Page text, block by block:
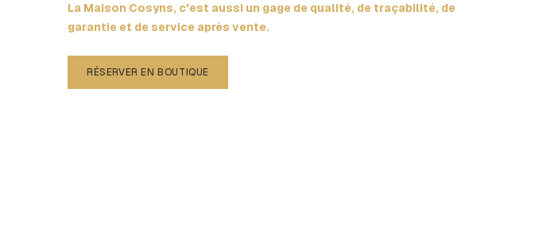
La Maison Cosyns, c'est aussi un gage de qualité, de traçabilité, de
garantie et de service après vente.
RÉSERVER EN BOUTIQUE